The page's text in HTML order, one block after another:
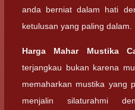
anda berniat dalam hati
ketulusan yang paling dalam.
Harga Mahar Mustika
terjangkau bukan karena
memaharkan mustika yang
menjalin silaturahmi